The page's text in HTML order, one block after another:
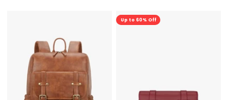
Up to 60% Off
Sale